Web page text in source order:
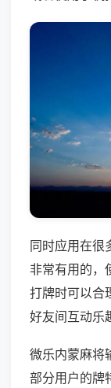
同时应用在很
非常有用的，
打牌时可以合
好友间互动乐
微乐内蒙麻将
部分用户的牌